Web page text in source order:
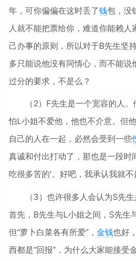
年，可你偏偏在这时丢了钱包，没
人就不能把票给你，难道你能赖
己办事的原则，所以对于B先生坚
多只能说他没有同情心，而不能
过分的要求，不是么？
（2）F先生是一个宽容的人
怕L小姐不爱他，他也不介意。但
自己的人在一起，必然会受到一些
真诚和付出打动了，那也是一段
吃很多苦的'。好吧，我承认我就不
（3）也许很多人会认为S先
首先，B先生与L小姐之间，S先生
但“萝卜白菜各有所爱”， 金钱也好
西都是“回报”，为什么大家能接受